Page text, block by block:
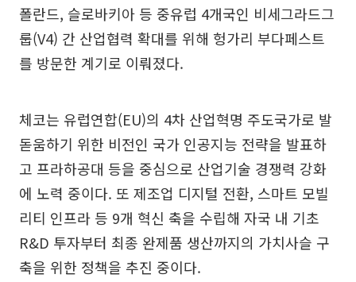
폴란드, 슬로바키아 등 중유럽 4개국인 비세그라드그
룹(V4) 간 산업협력 확대를 위해 헝가리 부다페스트
를 방문한 계기로 이뤄졌다.
체코는 유럽연합(EU)의 4차 산업혁명 주도국가로 발
돋움하기 위한 비전인 국가 인공지능 전략을 발표하
고 프라하공대 등을 중심으로 산업기술 경쟁력 강화
에 노력 중이다. 또 제조업 디지털 전환, 스마트 모빌
리티 인프라 등 9개 혁신 축을 수립해 자국 내 기초
R&D 투자부터 최종 완제품 생산까지의 가치사슬 구
축을 위한 정책을 추진 중이다.